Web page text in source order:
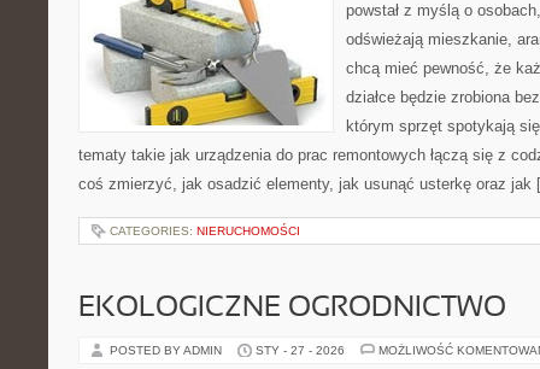
powstał z myślą o
odświeżają mieszkanie,
chcą mieć pewność, że
działce będzie zrobiona
którym sprzęt spotykają
tematy takie jak urządzenia do prac remontowych łączą się z
coś zmierzyć, jak osadzić elementy, jak usunąć usterkę oraz
CATEGORIES: NIERUCHOMOŚCI
EKOLOGICZNE OGRODNICTWO
POSTED BY ADMIN STY - 27 - 2026 MOŻLIWOŚĆ